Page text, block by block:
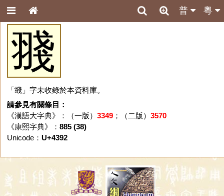
粵
普
䎒
「䎒」字未收錄於本資料庫。
請參見有關條目：
《漢語大字典》：（一版） 3349；（二版） 3570
《康熙字典》： 885 (38)
Unicode： U+4392